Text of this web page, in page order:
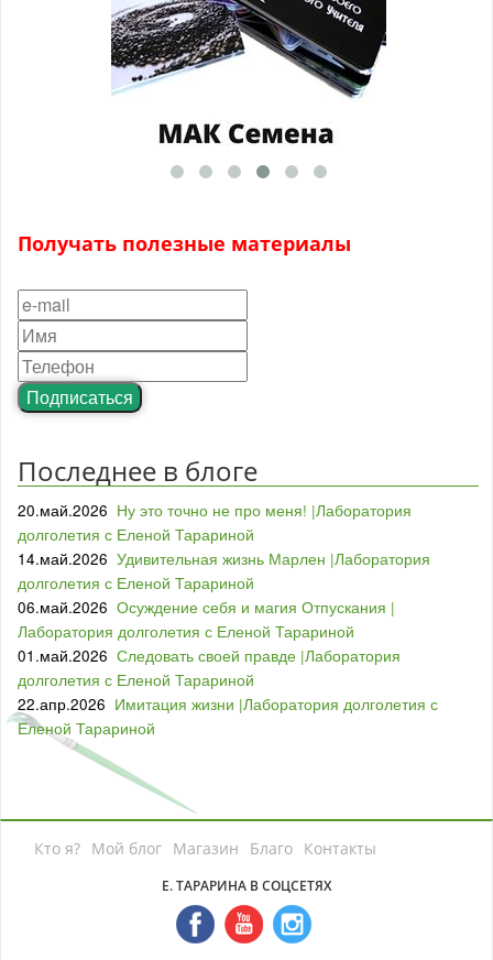
Получать полезные материалы
Подписаться
Последнее в блоге
20.май.2026 Ну это точно не про меня! |Лаборатория
долголетия с Еленой Тарариной
14.май.2026 Удивительная жизнь Марлен |Лаборатория
долголетия с Еленой Тарариной
06.май.2026 Осуждение себя и магия Отпускания |
Лаборатория долголетия с Еленой Тарариной
01.май.2026 Следовать своей правде |Лаборатория
долголетия с Еленой Тарариной
22.апр.2026 Имитация жизни |Лаборатория долголетия с
Еленой Тарариной
Кто я? Мой блог Магазин Благо Контакты
Е. ТАРАРИНА В СОЦСЕТЯХ